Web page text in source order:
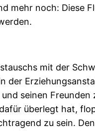
mehr noch: Diese
mit der
der
seinen
überlegt hat,
zu sein.